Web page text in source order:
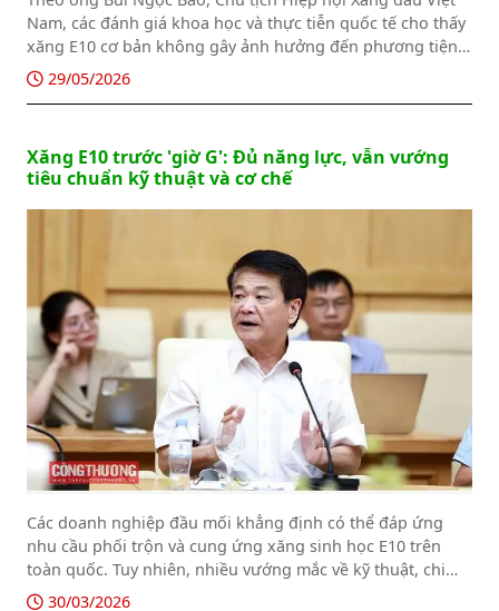
Nam, các đánh giá khoa học và thực tiễn quốc tế cho thấy
xăng E10 cơ bản không gây ảnh hưởng đến phương tiện
giao thông, Hiệp hội Xăng dầu Việt Nam bác thông tin
phải 'lắc' khi dùng xăng E10.
29/05/2026
Xăng E10 trước 'giờ G': Đủ năng lực, vẫn vướng
tiêu chuẩn kỹ thuật và cơ chế
Các doanh nghiệp đầu mối khẳng định có thể đáp ứng
nhu cầu phối trộn và cung ứng xăng sinh học E10 trên
toàn quốc. Tuy nhiên, nhiều vướng mắc về kỹ thuật, chi
phí và thủ tục cấp phép đang ảnh hưởng trực tiếp đến
30/03/2026